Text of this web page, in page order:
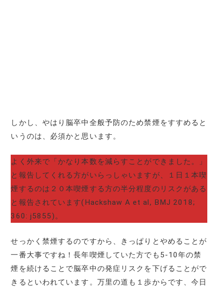
しかし、やはり脳卒中全般予防のため禁煙をすすめると
いうのは、必須かと思います。
よく外来で「かなり本数を減らすことができました。」
と報告してくれる方がいらっしゃいますが、１日１本喫
煙するのは２０本喫煙する方の半分程度のリスクがある
と報告されています(Hackshaw A et al, BMJ 2018;
360: j5855)。
せっかく禁煙するのですから、きっぱりとやめることが
一番大事ですね！長年喫煙していた方でも5-10年の禁
煙を続けることで脳卒中の発症リスクを下げることがで
きるといわれています。万里の道も１歩からです、今日